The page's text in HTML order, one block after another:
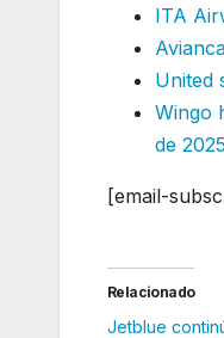
ITA
United
Wingo
de 2025
[email-
Relacionado
Jetblue